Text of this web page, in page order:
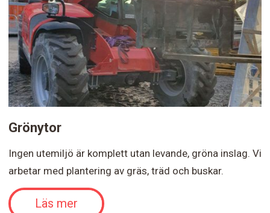
Grönytor
Ingen utemiljö är komplett utan levande, gröna inslag. Vi
arbetar med plantering av gräs, träd och buskar.
Läs mer